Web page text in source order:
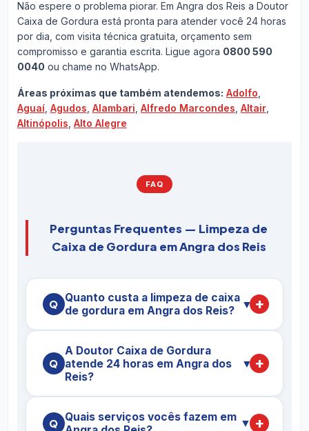
Não espere o problema piorar. Em Angra dos Reis a Doutor
Caixa de Gordura está pronta para atender você 24 horas
por dia, com visita técnica gratuita, orçamento sem
compromisso e garantia escrita. Ligue agora 0800 590
0040 ou chame no WhatsApp.
Áreas próximas que também atendemos: Adolfo
Aguaí, Agudos Alambari Alfredo Marcondes Altair,
Altinópolis Alto Alegre
FAQ
Perguntas Frequentes — Limpeza de
Caixa de Gordura em Angra dos Reis
Quanto custa a limpeza de caixa
de gordura em Angra dos Reis?
▼
Angra dos Reisvaria conforme a capacidade
da caixa (em litros), o nível de saturação da
frequência de manutenção. Em Angra dos Reis a
A Doutor Caixa de Gordura
atende 24 horas em Angra dos
Reis?
▼
7 dias por semana, inclusive feriados. Nossas
Quais serviços vocês fazem em ▼